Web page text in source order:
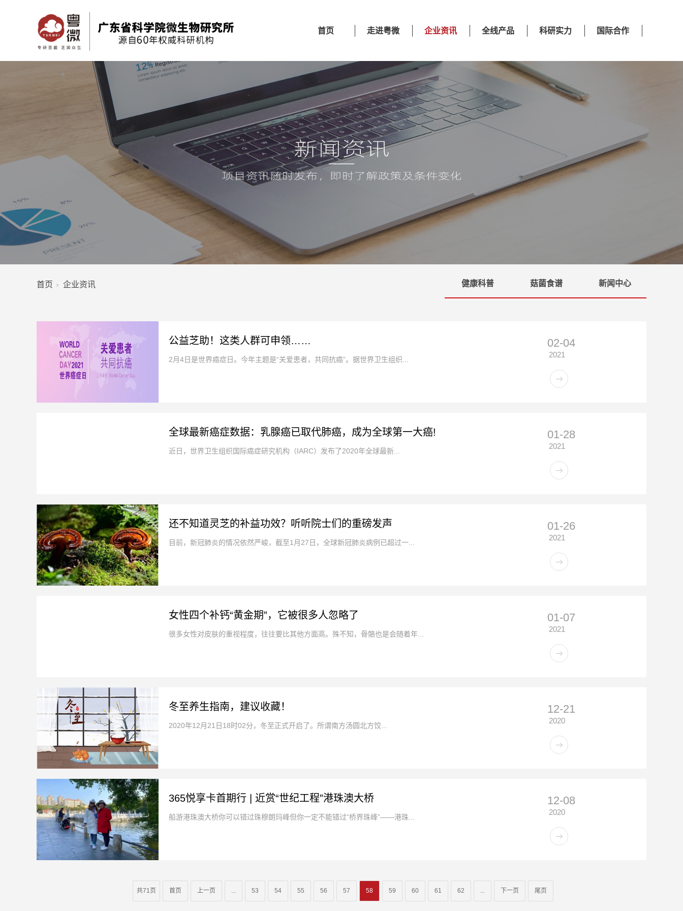
首页 走进粤微 企业资讯 全线产品 科研实力 国际合作
首页 企业资讯 健康科普 菇菌食谱 新闻中心
公益芝助！这类人群可申领……
2月4日是世界癌症日。今年主题是“关爱患者，共同抗癌”。据世界卫生组织...
02-04
2021
全球最新癌症数据：乳腺癌已取代肺癌，成为全球第一大癌!
近日，世界卫生组织国际癌症研究机构（IARC）发布了2020年全球最新...
01-28
2021
还不知道灵芝的补益功效？听听院士们的重磅发声
目前，新冠肺炎的情况依然严峻，截至1月27日，全球新冠肺炎病例已超过一...
01-26
2021
女性四个补钙“黄金期”，它被很多人忽略了
很多女性对皮肤的重视程度，往往要比其他方面高。殊不知，骨骼也是会随着年...
01-07
2021
冬至养生指南，建议收藏！
2020年12月21日18时02分，冬至正式开启了。所谓南方汤圆北方饺...
12-21
2020
365悦享卡首期行 | 近赏“世纪工程”港珠澳大桥
船游港珠澳大桥你可以错过珠穆朗玛峰但你一定不能错过“桥界珠峰”——港珠...
12-08
2020
共71页 首页 上一页 ... 53 54 55 56 57 58 59 60 61 62 ... 下一页 尾页